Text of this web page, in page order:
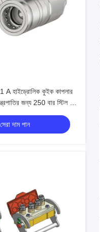
হাইড্রোলিক কুইক কাপলার
জন্য 250 বার স্টিল বল
সেরা দাম পান